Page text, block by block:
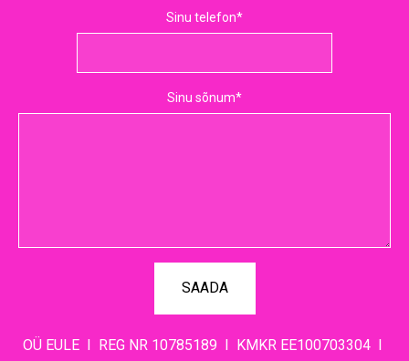
Sinu telefon
Sinu sõnum
OÜ EULE I REG NR 10785189 I KMKR EE100703304 I